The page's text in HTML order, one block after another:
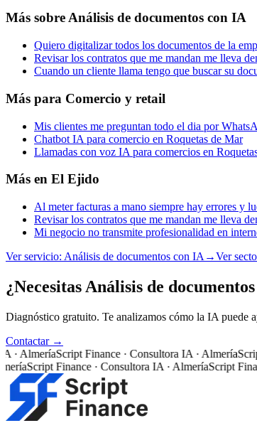
Más sobreAnálisis de documentos con IA
Quiero digitalizar todos los documentos de la
Revisar los contratos que me mandan me lleva
Cuando un cliente llama tengo que buscar su
Más para Comercio y retail
Mis clientes me preguntan todo el dia por
Chatbot IA para comercio en Roquetas de Mar
Llamadas con voz IA para comercios en
Más en El Ejido
Al meter facturas a mano siempre hay errores y
Revisar los contratos que me mandan me lleva
Mi negocio no transmite profesionalidad en
Ver servicio: Análisis de documentos con IA →Ver
¿Necesitas Análisis de
Diagnóstico gratuito. Te analizamos cómo la IA puede
Contactar →
AlmeríaScript Finance · Consultora IA · AlmeríaScript
Script Finance · Consultora IA · AlmeríaScript